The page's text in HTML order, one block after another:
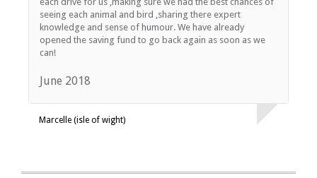
seeing each animal and bird ,sharing there expert
knowledge and sense of humour. We have already
opened the saving fund to go back again as soon as we
can!
June 2018
Marcelle (isle of wight)